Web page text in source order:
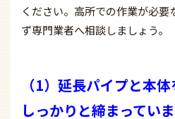
ください。高所での作業が必
ず専門業者へ相談しましょう。
（1） 延長パイプと本
しっかりと締まってい